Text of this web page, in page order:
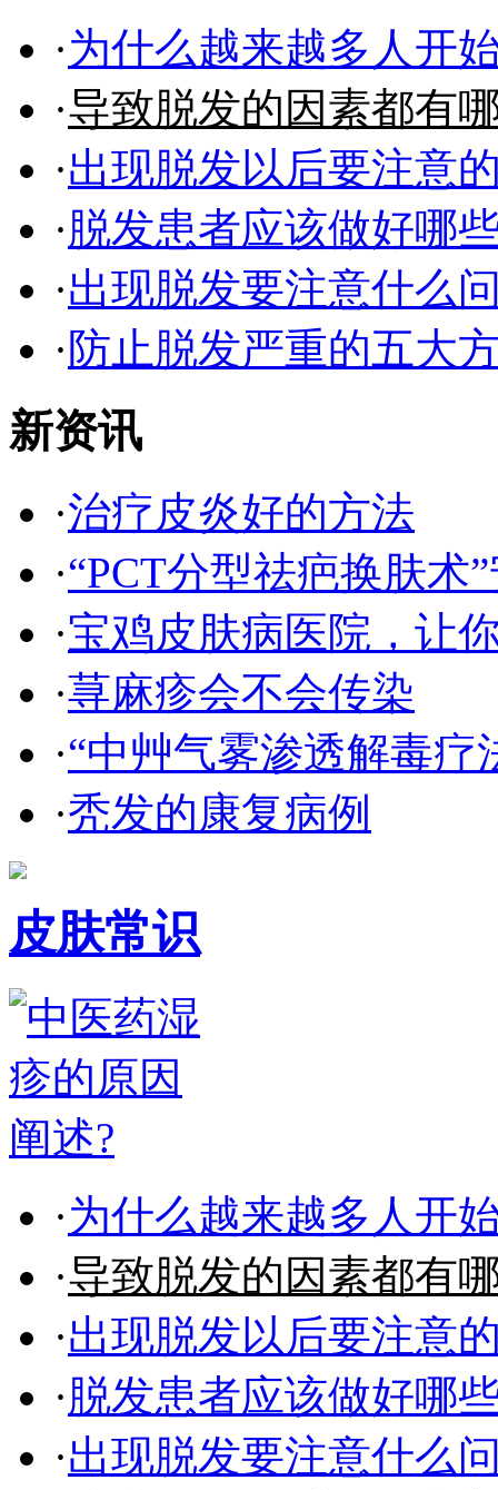
·为什么越来越多人开
·导致脱发的因素都有
·出现脱发以后要注意
·脱发患者应该做好哪
·出现脱发要注意什么
· 防止脱发严重的五大
新资讯
·治疗皮炎好的方法
·“PCT分型祛疤换肤术
·宝鸡皮肤病医院，让
·荨麻疹会不会传染
·“中艸气雾渗透解毒疗
·秃发的康复病例
皮肤常识
·为什么越来越多人开
·导致脱发的因素都有
·出现脱发以后要注意
·脱发患者应该做好哪
·出现脱发要注意什么